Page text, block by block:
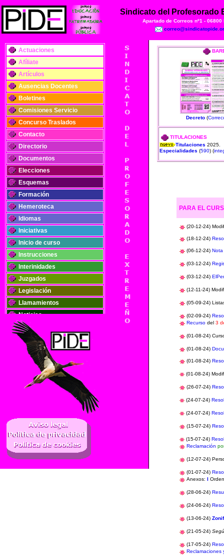
Sindicato del Profesorado
Apartado de Correos nº1 - 06800
Actuaciones
Afíliate
Artículos
Ausencias Docentes
Boletines
Comisiones Servicio
Concurso Traslados
Contacto
Directorio
Documentos
Elecciones
Esquemas
Formación
Hemeroteca
Idiomas
Iniciativas
Inicio de curso
Instrucciones
Interinidades
Juzgados
Legislación
Llamamientos
Noticias
Oposiciones
Plantillas
Publicaciones
Registros
Retribuciones
Solidaridad
Decreto (
TITULACIONES
Titulaciones 2025.
Especialidades (590) (
PARA EL
(20-12-24)
(18-12-24)
(06-12-24) Nota
(03-12-24)
(03-12-24)
(12-11-24)
(05-09-24)
(02-09-24)
Recursodel 3
(01-08-24)
(01-08-24)
(01-08-24)
(01-08-24)
(26-07-24)
(24-07-24)
(24-07-24)
(15-07-24)
(15-07-24)
Reclamación
(12-07-24)
(01-07-24)
Anexos: I
(28-06-24)
(24-06-24)
(13-06-24)
(21-05-24)
(17-05-24)
Reclamaciones